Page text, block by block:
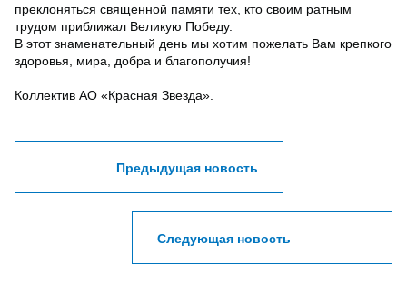
преклоняться священной памяти тех, кто своим ратным
трудом приближал Великую Победу.
В этот знаменательный день мы хотим пожелать Вам крепкого
здоровья, мира, добра и благополучия!
Коллектив АО «Красная Звезда».
Предыдущая новость
Следующая новость